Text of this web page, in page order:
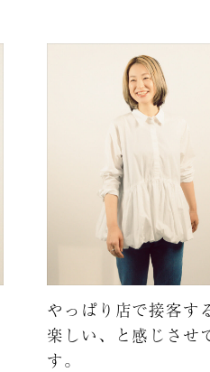
やっぱり店で接客す
楽しい、と感じさせ
す。